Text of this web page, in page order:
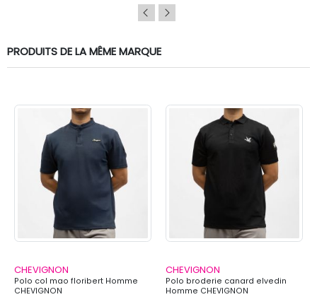
PRODUITS DE LA MÊME MARQUE
CHEVIGNON
Polo col mao floribert Homme
CHEVIGNON
CHEVIGNON
Polo broderie canard elvedin
Homme CHEVIGNON